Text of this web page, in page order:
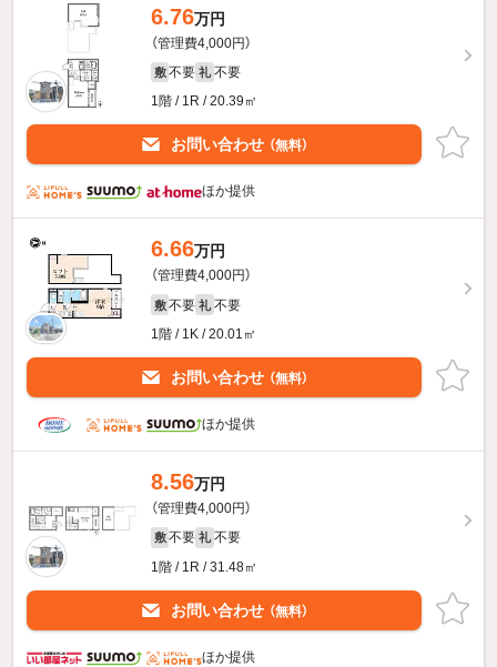
6.76万円
（管理費4,000円）
敷 不要 礼 不要
1階 / 1R / 20.39㎡
お問い合わせ （無料）
ほか提供
6.66万円
（管理費4,000円）
敷 不要 礼 不要
1階 / 1K / 20.01㎡
お問い合わせ （無料）
ほか提供
8.56万円
（管理費4,000円）
敷 不要 礼 不要
1階 / 1R / 31.48㎡
お問い合わせ （無料）
ほか提供